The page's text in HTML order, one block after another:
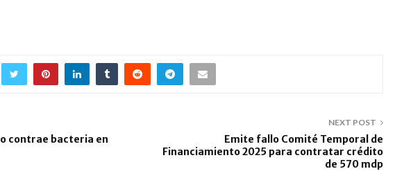
contrae bacteria en
NEXT POST
Emite fallo Comité Temporal de
Financiamiento 2025 para contratar crédito
de 570 mdp